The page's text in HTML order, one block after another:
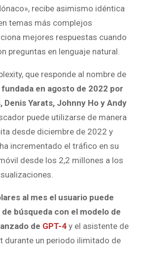
recibe asimismo idéntica
temas más complejos
mejores respuestas cuando
preguntas en lenguaje natural.
que responde al nombre de
fundada en agosto de 2022 por
Denis Yarats, Johnny Ho y Andy
puede utilizarse de manera
desde diciembre de 2022 y
incrementado el tráfico en su
desde los 2,2 millones a los
al mes el usuario puede
búsqueda con el modelo de
de GPT-4 y el asistente de
durante un periodo ilimitado de